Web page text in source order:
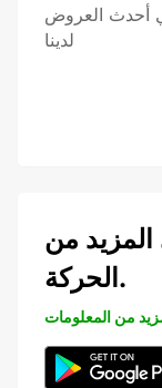
أحدث العروض
لدينا
من
الحركة.
من المعلومات